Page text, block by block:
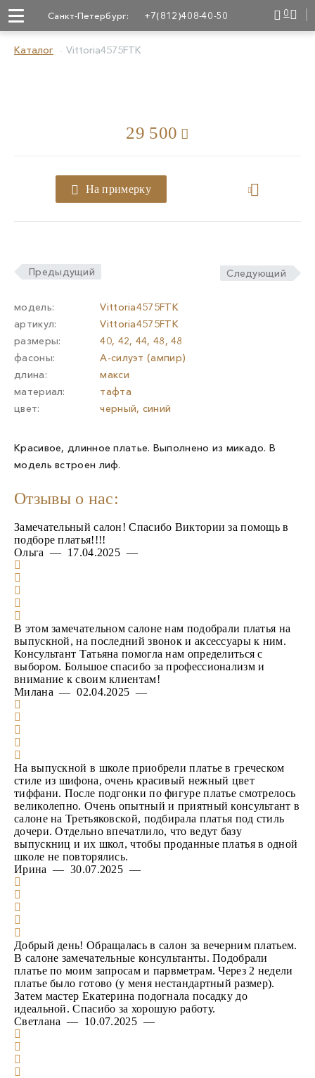
Санкт-Петербург: +7(812)408-40-50 0
Каталог Vittoria4575FTK
29 500
На примерку
Предыдущий Следующий
модель:
Vittoria4575FTK
артикул:
Vittoria4575FTK
размеры:
40, 42, 44, 48, 48
фасоны:
А-силуэт (ампир)
длина:
макси
материал:
тафта
цвет:
черный, синий
Красивое, длинное платье. Выполнено из микадо. В
модель встроен лиф.
Отзывы о нас:
Замечательный салон! Спасибо Виктории за помощь в
подборе платья!!!!
Ольга — 17.04.2025 —
В этом замечательном салоне нам подобрали платья на
выпускной, на последний звонок и аксессуары к ним.
Консультант Татьяна помогла нам определиться с
выбором. Большое спасибо за профессионализм и
внимание к своим клиентам!
Милана — 02.04.2025 —
На выпускной в школе приобрели платье в греческом
стиле из шифона, очень красивый нежный цвет
тиффани. После подгонки по фигуре платье смотрелось
великолепно. Очень опытный и приятный консультант в
салоне на Третьяковской, подбирала платья под стиль
дочери. Отдельно впечатлило, что ведут базу
выпускниц и их школ, чтобы проданные платья в одной
школе не повторялись.
Ирина — 30.07.2025 —
Добрый день! Обращалась в салон за вечерним платьем.
В салоне замечательные консультанты. Подобрали
платье по моим запросам и парвметрам. Через 2 недели
платье было готово (у меня нестандартный размер).
Затем мастер Екатерина подогнала посадку до
идеальной. Спасибо за хорошую работу.
Светлана — 10.07.2025 —